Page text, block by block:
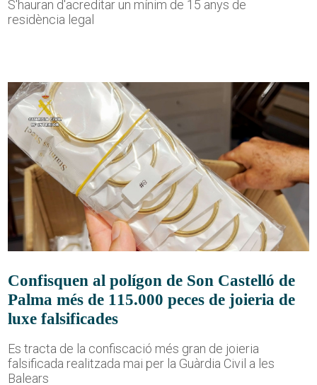
S'hauran d'acreditar un mínim de 15 anys de
residència legal
Confisquen al polígon de Son Castelló de
Palma més de 115.000 peces de joieria de
luxe falsificades
Es tracta de la confiscació més gran de joieria
falsificada realitzada mai per la Guàrdia Civil a les
Balears